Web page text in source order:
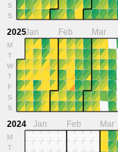
S
S
2025
M
T
W
T
F
S
S
Jan Feb Mar
2024
M
T
Jan Feb Mar